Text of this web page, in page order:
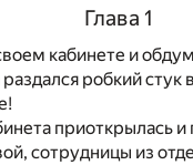
Глава 1
кабинете и
робкий стук
приоткрылась и
сотрудницы из